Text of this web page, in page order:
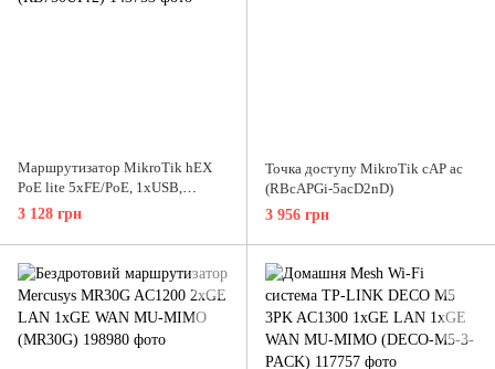
Маршрутизатор MikroTik hEX
PoE lite 5xFE/PoE, 1xUSB,
RouterOS L4 (RB750UPr2)
3 128 грн
Точка доступу MikroTik cAP ac
(RBcAPGi-5acD2nD)
3 956 грн